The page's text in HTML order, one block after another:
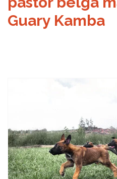
Guary Kamba